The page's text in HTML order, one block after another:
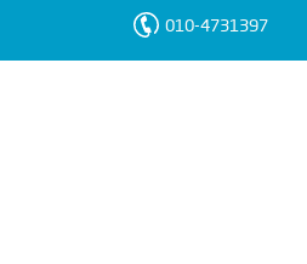
010-4731397